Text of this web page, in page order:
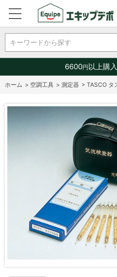
キーワードから探す
6600円以上購
ホーム > 空調工具 > 測定器 > TASCO タ